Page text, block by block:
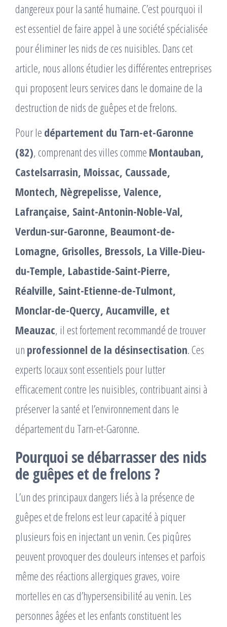
dangereux pour la santé humaine. C’est pourquoi il
est essentiel de faire appel à une société spécialisée
pour éliminer les nids de ces nuisibles. Dans cet
article, nous allons étudier les différentes entreprises
qui proposent leurs services dans le domaine de la
destruction de nids de guêpes et de frelons.
Pour le département du Tarn-et-Garonne
(82), comprenant des villes comme Montauban,
Castelsarrasin, Moissac, Caussade,
Montech, Nègrepelisse, Valence,
Lafrançaise, Saint-Antonin-Noble-Val,
Verdun-sur-Garonne, Beaumont-de-
Lomagne, Grisolles, Bressols, La Ville-Dieu-
du-Temple, Labastide-Saint-Pierre,
Réalville, Saint-Etienne-de-Tulmont,
Monclar-de-Quercy, Aucamville, et
Meauzac, il est fortement recommandé de trouver
un professionnel de la désinsectisation. Ces
experts locaux sont essentiels pour lutter
efficacement contre les nuisibles, contribuant ainsi à
préserver la santé et l’environnement dans le
département du Tarn-et-Garonne.
Pourquoi se débarrasser des nids
de guêpes et de frelons ?
L’un des principaux dangers liés à la présence de
guêpes et de frelons est leur capacité à piquer
plusieurs fois en injectant un venin. Ces piqûres
peuvent provoquer des douleurs intenses et parfois
même des réactions allergiques graves, voire
mortelles en cas d’hypersensibilité au venin. Les
personnes âgées et les enfants constituent les